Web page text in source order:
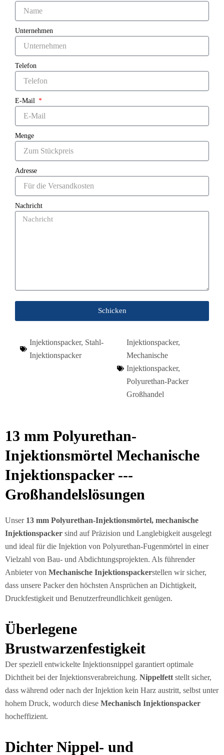
Unternehmen
Telefon
E-Mail
Menge
Adresse
Nachricht
Schicken
Injektionspacker, Stahl-
Injektionspacker
Injektionspacker,
Mechanische
Injektionspacker,
Polyurethan-Packer
Großhandel
13 mm Polyurethan-
Injektionsmörtel Mechanische
Injektionspacker ---
Großhandelslösungen
Unser 13 mm Polyurethan-Injektionsmörtel, mechanische
Injektionspacker sind auf Präzision und Langlebigkeit ausgelegt
und ideal für die Injektion von Polyurethan-Fugenmörtel in einer
Vielzahl von Bau- und Abdichtungsprojekten. Als führender
Anbieter von Mechanische Injektionspackerstellen wir sicher,
dass unsere Packer den höchsten Ansprüchen an Dichtigkeit,
Druckfestigkeit und Benutzerfreundlichkeit genügen.
Überlegene
Brustwarzenfestigkeit
Der speziell entwickelte Injektionsnippel garantiert optimale
Dichtheit bei der Injektionsverabreichung. Nippelfett stellt sicher,
dass während oder nach der Injektion kein Harz austritt, selbst unter
hohem Druck, wodurch diese Mechanisch Injektionspacker
hocheffizient.
Dichter Nippel- und